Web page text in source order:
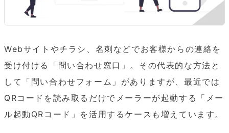
Webサイトやチラシ、名刺などでお客様からの連絡を
受け付ける「問い合わせ窓口」。その代表的な方法と
して「問い合わせフォーム」がありますが、最近では
QRコードを読み取るだけでメーラーが起動する「メー
ル起動QRコード」を活用するケースも増えています。